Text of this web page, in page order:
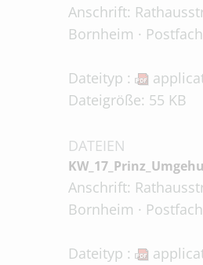
Anschrift:
Bornheim ·
Dateityp :
Dateigröße: 55 KB
DATEIEN
Anschrift:
Bornheim ·
Dateityp :